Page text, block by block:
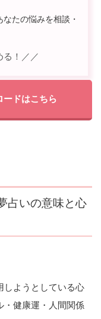
たの悩みを相談・
る！／／
ードはこちら
占いの意味と心
しようとしている心
・健康運・人間関係